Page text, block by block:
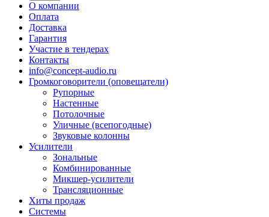
О компании
Оплата
Доставка
Гарантия
Участие в тендерах
Контакты
info@concept-audio.ru
Громкоговорители (оповещатели)
Рупорные
Настенные
Потолочные
Уличные (всепогодные)
Звуковые колонны
Усилители
Зональные
Комбинированные
Микшер-усилители
Трансляционные
Хиты продаж
Системы